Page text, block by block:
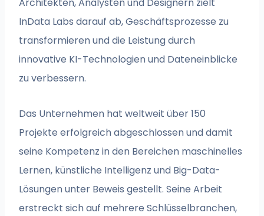
InData Labs darauf ab, Geschäftsprozesse zu
transformieren und die Leistung durch
innovative KI-Technologien und Dateneinblicke
zu verbessern.
Das Unternehmen hat weltweit über 150
Projekte erfolgreich abgeschlossen und damit
seine Kompetenz in den Bereichen maschinelles
Lernen, künstliche Intelligenz und Big-Data-
Lösungen unter Beweis gestellt. Seine Arbeit
erstreckt sich auf mehrere Schlüsselbranchen,